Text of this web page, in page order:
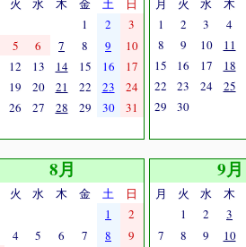
火 水 木 金 土
日
1
2
3
5 6 7 8 9
10
12 13 14 15 16
17
19 20 21 22 23
24
26 27 28 29 30 31
月 火 水 木
1
2 3 4
8
9 10 11
15
16 17 18
22
23 24 25
29
30
8月
火 水 木 金 土
日
1
2
4 5 6 7 8
9
9月
月 火 水 木
1
2 3
7
8 9 10